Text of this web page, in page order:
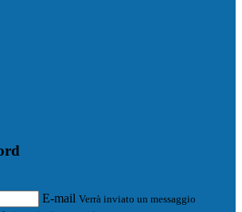
E-mail Verrà inviato un messaggio